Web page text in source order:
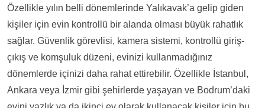
Özellikle yılın belli dönemlerinde Yalıkavak’a gelip giden
kişiler için evin kontrollü bir alanda olması büyük rahatlık
sağlar. Güvenlik görevlisi, kamera sistemi, kontrollü giriş-
çıkış ve komşuluk düzeni, evinizi kullanmadığınız
dönemlerde içinizi daha rahat ettirebilir. Özellikle İstanbul,
Ankara veya İzmir gibi şehirlerde yaşayan ve Bodrum’daki